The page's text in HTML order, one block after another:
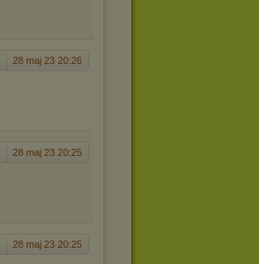
28 maj 23 20:26
28 maj 23 20:25
28 maj 23 20:25